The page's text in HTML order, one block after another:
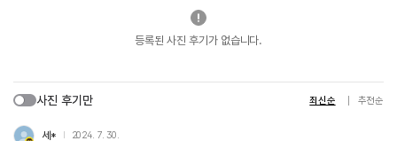
등록된 사진 후기가 없습니다.
사진 후기만 최신순 추천순
세* 2024. 7. 30.